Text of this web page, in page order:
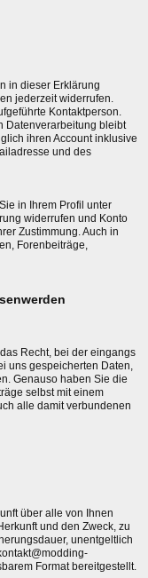
in dieser Erklärung
jederzeit widerrufen.
Kontaktperson.
Datenverarbeitung bleibt
ihren Account inklusive
und des
in Ihrem Profil unter
widerrufen und Konto
Zustimmung. Auch in
Forenbeiträge,
Recht, bei der eingangs
uns gespeicherten Daten,
Genauso haben Sie die
selbst mit einem
alle damit verbundenen
über alle von Ihnen
und den Zweck, zu
unentgeltlich
Format bereitgestellt.